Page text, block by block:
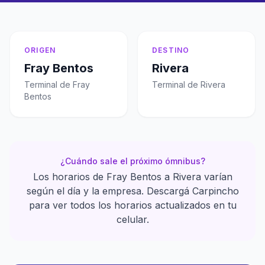
ORIGEN
Fray Bentos
Terminal de Fray
Bentos
DESTINO
Rivera
Terminal de Rivera
¿Cuándo sale el próximo ómnibus?
Los horarios de Fray Bentos a Rivera varían
según el día y la empresa. Descargá Carpincho
para ver todos los horarios actualizados en tu
celular.